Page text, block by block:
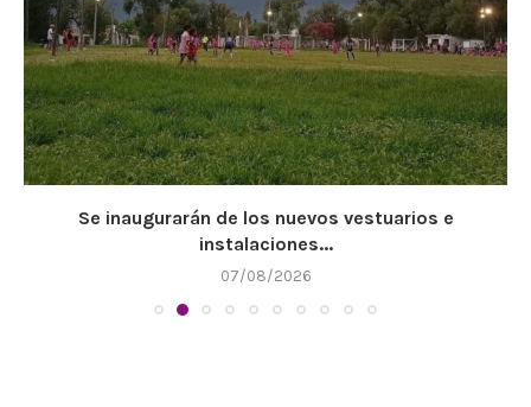
Se inaugurarán de los nuevos vestuarios e
instalaciones...
07/08/2026